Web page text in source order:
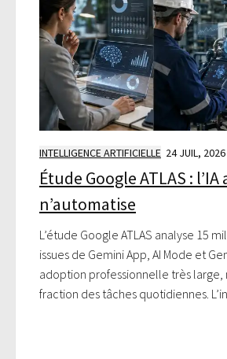
INTELLIGENCE ARTIFICIELLE 24 JUIL, 2026
Étude Google ATLAS :
n’automatise
L’étude Google ATLAS analyse 15
issues de Gemini App, AI Mode et
adoption professionnelle très
fraction des tâches quotidiennes.